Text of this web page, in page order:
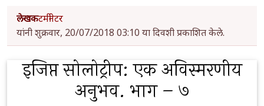
लेखकटर्मीनेटर
यांनी शुक्रवार, 20/07/2018 03:10 या दिवशी प्रकाशित केले.
इजिप्त सोलोट्रीप: एक अविस्मरणीय
अनुभव. भाग – ७